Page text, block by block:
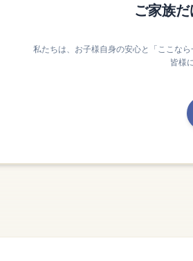
ご家族
私たちは、お子様自身の安心と「ここな
皆様